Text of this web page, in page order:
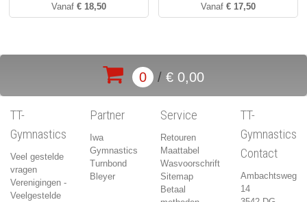
Vanaf € 18,50 Vanaf€ 17,50
0 / € 0,00
TT-
Gymnastics
Veel gestelde
vragen
Verenigingen -
Veelgestelde
Partner
Iwa
Gymnastics
Turnbond
Bleyer
Service
Retouren
Maattabel
Wasvoorschrift
Sitemap
Betaal
TT-
Gymnastics
Contact
Ambachtsweg
14